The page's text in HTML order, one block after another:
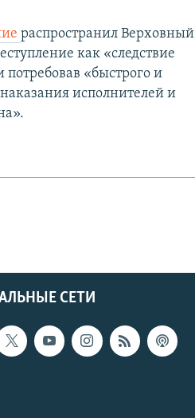
распространил Верховный
как «следствие
«быстрого и
исполнителей и
СЕТИ